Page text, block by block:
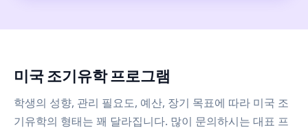
미국 조기유학 프로그램
학생의 성향, 관리 필요도, 예산, 장기 목표에 따라 미국 조
기유학의 형태는 꽤 달라집니다. 많이 문의하시는 대표 프